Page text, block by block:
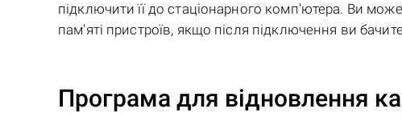
підключити її до стаціонарного комп'ютера. Ви
пам'яті пристроїв, якщо після підключення ви
Програма для відновлення